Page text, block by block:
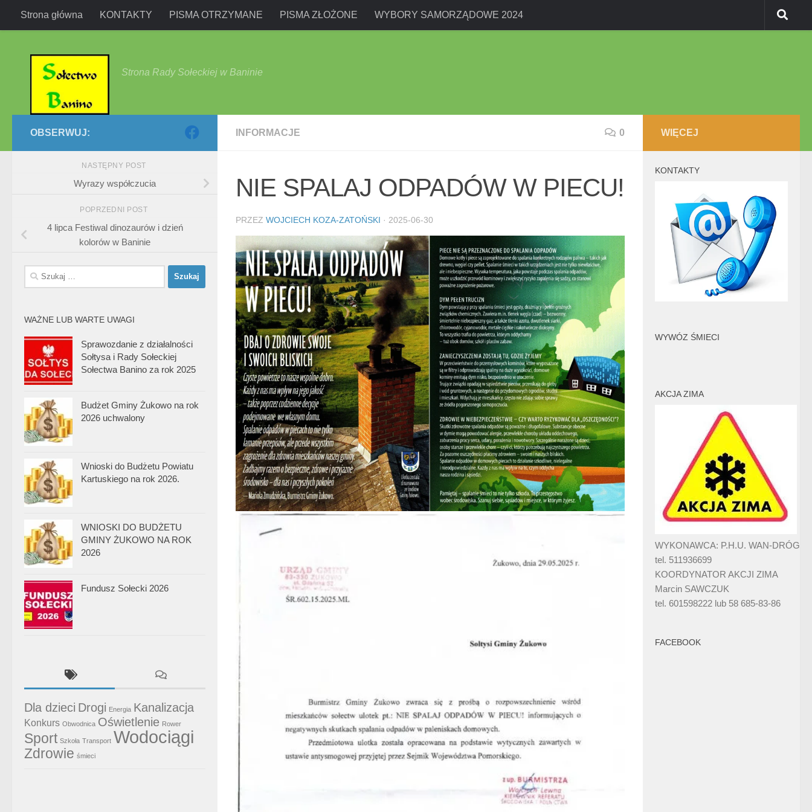
Przejdź do treści
Strona główna KONTAKTY PISMA OTRZYMANE PISMA ZŁOŻONE WYBORY SAMORZĄDOWE 2024
Strona Rady Sołeckiej w Baninie
INFORMACJE 0
NIE SPALAJ ODPADÓW W PIECU!
PRZEZ WOJCIECH KOZA-ZATOŃSKI · 2025-06-30
OBSERWUJ:
NASTĘPNY POST
Wyrazy współczucia
POPRZEDNI POST
4 lipca Festiwal dinozaurów i dzień
kolorów w Baninie
Szukaj:
WAŻNE LUB WARTE UWAGI
Sprawozdanie z działalności
Sołtysa i Rady Sołeckiej
Sołectwa Banino za rok 2025
Budżet Gminy Żukowo na rok
2026 uchwalony
Wnioski do Budżetu Powiatu
Kartuskiego na rok 2026.
WNIOSKI DO BUDŻETU
GMINY ŻUKOWO NA ROK
2026
Fundusz Sołecki 2026
Dla dzieci Drogi Energia Kanalizacja
Konkurs Obwodnica Oświetlenie Rower
Sport Szkoła Transport Wodociągi
Zdrowie śmieci
WIĘCEJ
KONTAKTY
WYWÓZ ŚMIECI
AKCJA ZIMA
WYKONAWCA: P.H.U. WAN-DRÓG
tel. 511936699
KOORDYNATOR AKCJI ZIMA
Marcin SAWCZUK
tel. 601598222 lub 58 685-83-86
FACEBOOK